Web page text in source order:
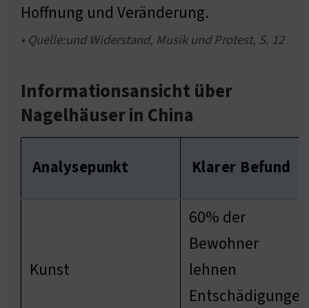
Hoffnung und Veränderung.
• Quelle:und Widerstand, Musik und Protest, S. 12
Informationsansicht über
Nagelhäuser in China
Analysepunkt Klarer Befund
Kunst
60% der
Bewohner
lehnen
Entschädigungen